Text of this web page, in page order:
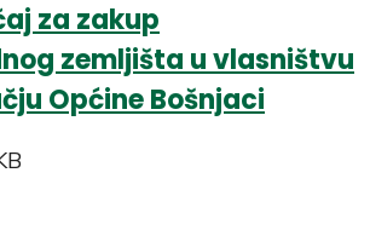
za zakup
zemljišta u vlasništvu
Općine Bošnjaci